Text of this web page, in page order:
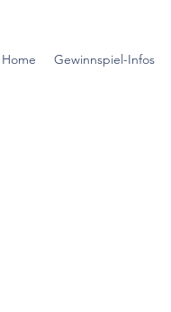
Home Gewinnspiel-Infos